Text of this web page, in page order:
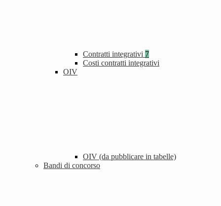
Contratti integrativi 7
Costi contratti integrativi
OIV
OIV (da pubblicare in tabelle)
Bandi di concorso